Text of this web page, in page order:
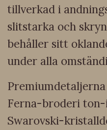
tillverkad i
slitstarka och
behåller sitt
under alla
Ferna-broderi
Swarovski-